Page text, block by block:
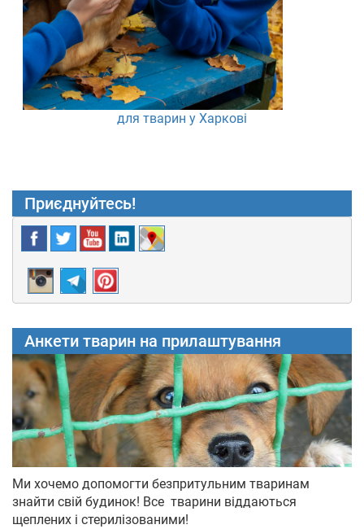
для тварин у Харкові
Приєднуйтесь!
Анкети тварин на прилаштування
Ми хочемо допомогти безпритульним тваринам
знайти свій будинок! Все тварини віддаються
щеплених і стерилізованими!